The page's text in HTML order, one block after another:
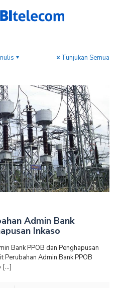
Tunjukan Semua
Admin Bank
Inkaso
Bank PPOB dan Penghapusan
Perubahan Admin Bank PPOB
[…]